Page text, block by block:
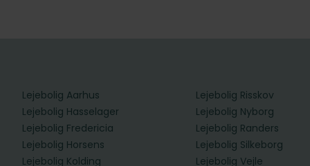
Lejebolig Aarhus
Lejebolig Hasselager
Lejebolig Fredericia
Lejebolig Horsens
Lejebolig Kolding
Lejebolig Risskov
Lejebolig Nyborg
Lejebolig Randers
Lejebolig Silkeborg
Lejebolig Vejle